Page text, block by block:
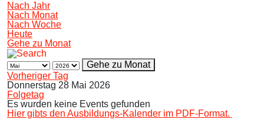
Nach Jahr
Nach Monat
Nach Woche
Heute
Gehe zu Monat
Gehe zu Monat
Vorheriger Tag
Donnerstag 28 Mai 2026
Folgetag
Es wurden keine Events gefunden
Hier gibts den Ausbildungs-Kalender im PDF-Format.